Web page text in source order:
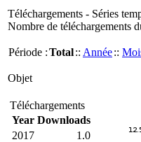
Téléchargements - Séries
Nombre de téléchargements
Période :Total:: Année::
Objet
Téléchargements
Year Downloads
2017
1.0